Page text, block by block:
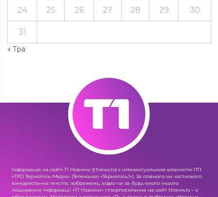
« Тра
24 25 26 27 28 29 30
31
Інформація на сайті Т1 Новини (t1news.tv) є інтелектуальною власністю ПП
«ТРО Тернопіль-Медіа» (Телеканал «Тернопіль1»). За повного чи часткового
використання текстів, зображень, відео чи за будь-якого іншого
поширення інформації «Т1 Новини» гіперпосилання на сайт t1news.tv – є